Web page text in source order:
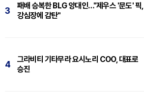
3
패배 승복한 BLG 양대인…"제우스 '문도' 픽,
강심장에 감탄"
4
그라비티 기타무라 요시노리 COO, 대표로
승진